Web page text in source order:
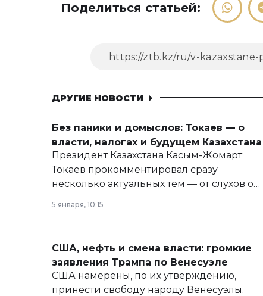
Поделиться статьей:
ДРУГИЕ НОВОСТИ
Без паники и домыслов: Токаев — о
власти, налогах и будущем Казахстана
Президент Казахстана Касым-Жомарт
Токаев прокомментировал сразу
несколько актуальных тем — от слухов о
армии, экономики и личного здоровья.
5 января, 10:15
США, нефть и смена власти: громкие
заявления Трампа по Венесуэле
США намерены, по их утверждению,
принести свободу народу Венесуэлы.